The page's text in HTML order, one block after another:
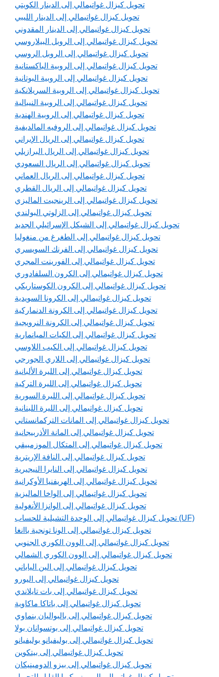
تحويل كيزال غواتيمالي إلى الدينار الكويتي
تحويل كيزال غواتيمالي إلى الدينار الليبي
تحويل كيزال غواتيمالي إلى الدينار المقدوني
تحويل كيزال غواتيمالي إلى الروبل البيلاروسي
تحويل كيزال غواتيمالي إلى الروبل الروسي
تحويل كيزال غواتيمالي إلى الروبية الباكستانية
تحويل كيزال غواتيمالي إلى الروبية البوتانية
تحويل كيزال غواتيمالي إلى الروبية السريلانكية
تحويل كيزال غواتيمالي إلى الروبية النيبالية
تحويل كيزال غواتيمالي إلى الروبية الهندية
تحويل كيزال غواتيمالي إلى الروفيه المالديفية
تحويل كيزال غواتيمالي إلى الريال الإيراني
تحويل كيزال غواتيمالي إلى الريال البرازيلي
تحويل كيزال غواتيمالي إلى الريال السعودي
تحويل كيزال غواتيمالي إلى الريال العماني
تحويل كيزال غواتيمالي إلى الريال القطري
تحويل كيزال غواتيمالي إلى الرينجيت الماليزي
تحويل كيزال غواتيمالي إلى الزلوتي البولندي
تحويل كيزال غواتيمالي إلى الشيكل الإسرائيلي الجديد
تحويل كيزال غواتيمالي إلى الطغرغ من منغوليا
تحويل كيزال غواتيمالي إلى الفرنك السويسري
تحويل كيزال غواتيمالي إلى الفورينت المجري
تحويل كيزال غواتيمالي إلى الكرون السلفادوري
تحويل كيزال غواتيمالي إلى الكرون الكوستاريكي
تحويل كيزال غواتيمالي إلى الكرونا السويدية
تحويل كيزال غواتيمالي إلى الكرونة الدنماركية
تحويل كيزال غواتيمالي إلى الكرونة النرويجية
تحويل كيزال غواتيمالي إلى الكيات الميانمارية
تحويل كيزال غواتيمالي إلى الكيب اللاوسي
تحويل كيزال غواتيمالي إلى اللاري الجورجي
تحويل كيزال غواتيمالي إلى الليرة الألبانية
تحويل كيزال غواتيمالي إلى الليرة التركية
تحويل كيزال غواتيمالي إلى الليرة السورية
تحويل كيزال غواتيمالي إلى الليرة اللبنانية
تحويل كيزال غواتيمالي إلى المانات التركمانستاني
تحويل كيزال غواتيمالي إلى المانة الأذربيجانية
تحويل كيزال غواتيمالي إلى المتكال الموزمبيقي
تحويل كيزال غواتيمالي إلى النافة الإريترية
تحويل كيزال غواتيمالي إلى النايرا النيجيرية
تحويل كيزال غواتيمالي إلى الهريفنيا الأوكرانية
تحويل كيزال غواتيمالي إلى الواخا الماليزية
تحويل كيزال غواتيمالي إلى الوانزا الأنغولية
تحويل كيزال غواتيمالي إلى الوحدة التشيلية للحساب (UF)
تحويل كيزال غواتيمالي إلى الونا تونجية باانغا
تحويل كيزال غواتيمالي إلى الوون الكوري الجنوبي
تحويل كيزال غواتيمالي إلى الوون الكوري الشمالي
تحويل كيزال غواتيمالي إلى الين الياباني
تحويل كيزال غواتيمالي إلى اليورو
تحويل كيزال غواتيمالي إلى بات تايلاندي
تحويل كيزال غواتيمالي إلى باتاكا ماكاوية
تحويل كيزال غواتيمالي إلى بالبواليان بنماوي
تحويل كيزال غواتيمالي إلى بوتسوانان بولا
تحويل كيزال غواتيمالي إلى بوليفيانو بوليفيانو
تحويل كيزال غواتيمالي إلى بيتكوين
تحويل كيزال غواتيمالي إلى بيزو الدومينيكان